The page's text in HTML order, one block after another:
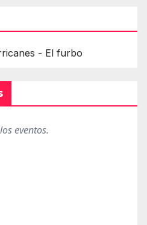
- El furbo